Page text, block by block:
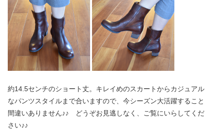
約14.5センチのショート丈。キレイめのスカートからカジュアル
なパンツスタイルまで合いますので、今シーズン大活躍すること
間違いありません♪♪ どうぞお見逃しなく、ご覧にいらしてくだ
さい♪♪